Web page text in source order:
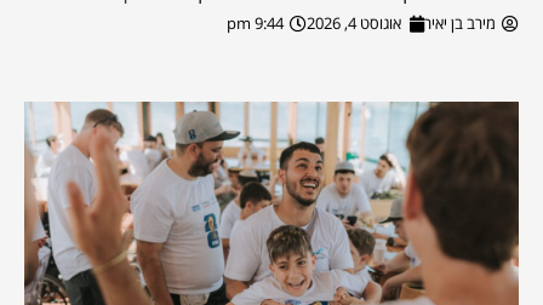
מירב בן יאיר אוגוסט 4, 2026 9:44 pm